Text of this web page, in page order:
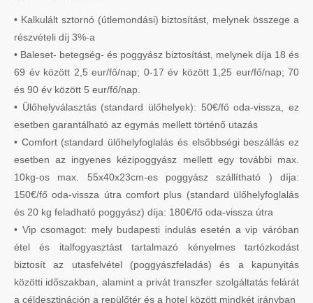
• Kalkulált sztornó (útlemondási) biztosítást, melynek összege a
részvételi díj 3%-a
• Baleset- betegség- és poggyász biztosítást, melynek díja 18 és
69 év között 2,5 eur/fő/nap; 0-17 év között 1,25 eur/fő/nap; 70
és 90 év között 5 eur/fő/nap.
• Ülőhelyválasztás (standard ülőhelyek): 50€/fő oda-vissza, ez
esetben garantálható az egymás mellett történő utazás
• Comfort (standard ülőhelyfoglalás és elsőbbségi beszállás ez
esetben az ingyenes kézipoggyász mellett egy további max.
10kg-os max. 55x40x23cm-es poggyász szállítható ) díja:
150€/fő oda-vissza útra comfort plus (standard ülőhelyfoglalás
és 20 kg feladható poggyász) díja: 180€/fő oda-vissza útra
• Vip csomagot: mely budapesti indulás esetén a vip váróban
étel és italfogyasztást tartalmazó kényelmes tartózkodást
biztosít az utasfelvétel (poggyászfeladás) és a kapunyitás
közötti időszakban, alamint a privát transzfer szolgáltatás felárát
a céldesztináción a repülőtér és a hotel között mindkét irányban